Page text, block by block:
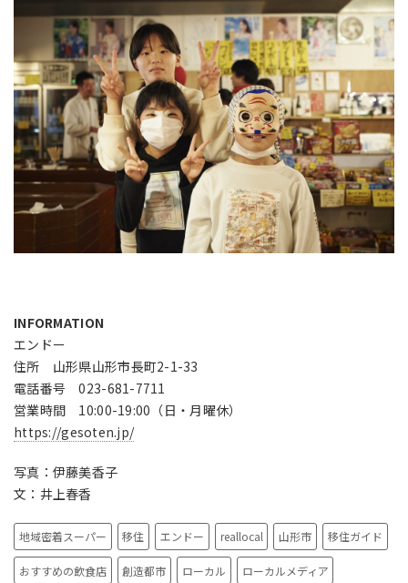
INFORMATION
エンドー
住所 山形県山形市長町2-1-33
電話番号 023-681-7711
営業時間 10:00-19:00（日・月曜休）
https://gesoten.jp/
写真：伊藤美香子
文：井上春香
地域密着スーパー 移住 エンドー reallocal 山形市 移住ガイド
おすすめの飲食店 創造都市 ローカル ローカルメディア